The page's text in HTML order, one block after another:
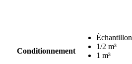
Conditionnement
Échantillon
1/2 m³
1 m³